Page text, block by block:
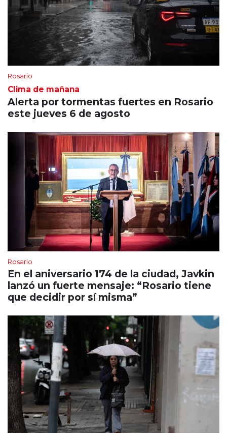
Rosario
Clima de mañana
Alerta por tormentas fuertes en Rosario
este jueves 6 de agosto
Rosario
En el aniversario 174 de la ciudad, Javkin
lanzó un fuerte mensaje: “Rosario tiene
que decidir por sí misma”